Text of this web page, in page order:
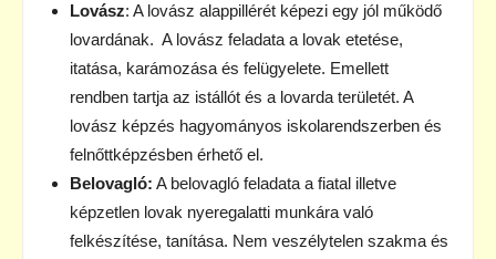
Lovász: A lovász alappillérét képezi egy jól működő
lovardának. A lovász feladata a lovak etetése,
itatása, karámozása és felügyelete. Emellett
rendben tartja az istállót és a lovarda területét. A
lovász képzés hagyományos iskolarendszerben és
felnőttképzésben érhető el.
Belovagló: A belovagló feladata a fiatal illetve
képzetlen lovak nyeregalatti munkára való
felkészítése, tanítása. Nem veszélytelen szakma és